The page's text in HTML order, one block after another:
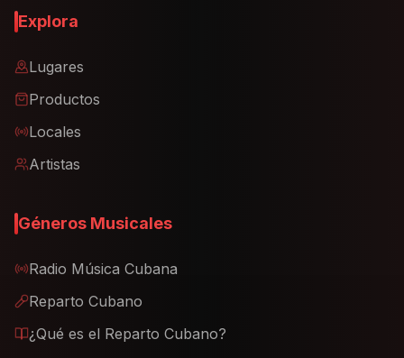
Explora
Lugares
Productos
Locales
Artistas
Géneros Musicales
Radio Música Cubana
Reparto Cubano
¿Qué es el Reparto Cubano?